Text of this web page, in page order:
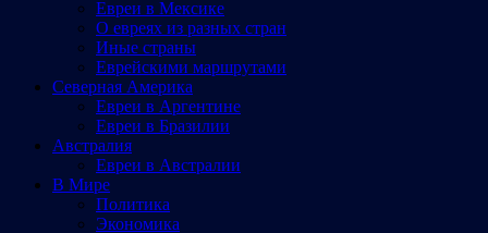
Евреи в Мексике
О евреях из разных стран
Иные страны
Еврейскими маршрутами
Северная Америка
Евреи в Аргентине
Евреи в Бразилии
Австралия
Евреи в Австралии
В Мире
Политика
Экономика